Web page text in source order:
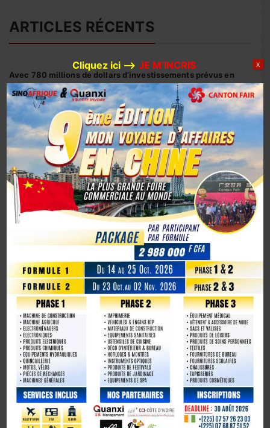
ARTICLES RÉCENTS
Avec 780 millions de dollars d’investissements prévus en
2026, Huaxin Gold accélère son expansion minière entre
Afrique et Asie
Coopération sino-ivoirienne : inauguration officielle du
siège du centre d’affaires YUE AFRICA BUSINESS ALLIANCE
(YABA) à Guangzhou
Coopération Sino-Ivoirienne : S.E.M. Abou Dosso nommé
Ambassadeur de la Côte d’Ivoire en Chine, un tournant
diplomatique
1er octobre 2025, la Chine marque son 76e anniversaire
La Chine fête les 80 ans de la capitulation du Japon
Cliquez ici –> JE M’INCRIS X